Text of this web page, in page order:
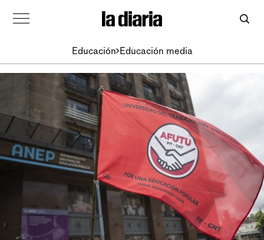
Educación Educación media